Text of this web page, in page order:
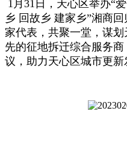
1月31日，天心区举办“
乡 回故乡 建家乡”湘商
家代表，共聚一堂，谋
先的征地拆迁综合服务
议，助力天心区城市更新